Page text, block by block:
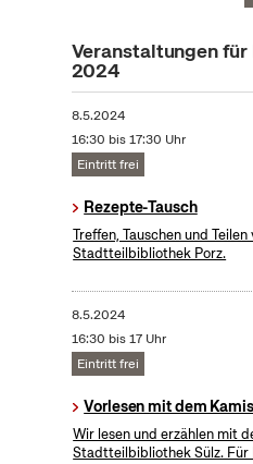
Veranstaltungen
2024
8.5.2024
16:30 bis 17:30 Uhr
Eintritt frei
Rezepte-Tausch
Treffen, Tauschen und
Stadtteilbibliothek Porz.
8.5.2024
16:30 bis 17 Uhr
Eintritt frei
Vorlesen mit dem
Wir lesen und erzählen mit
Stadtteilbibliothek Sülz. Für